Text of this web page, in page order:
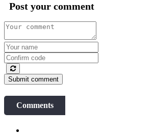
Post your comment
Submit comment
Comments